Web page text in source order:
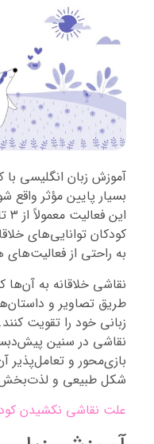
آموزش زبان انگلیسی
بسیار پایین مؤثر
کودکان توانایی‌های
به راحتی از
نقاشی خلاقانه به آن‌ها
طریق تصاویر و
زبانی خود را تقویت
نقاشی در سنین
بازی‌محور و تعامل‌پذیر
شکل طبیعی و
علت نقاشی نکشیدن